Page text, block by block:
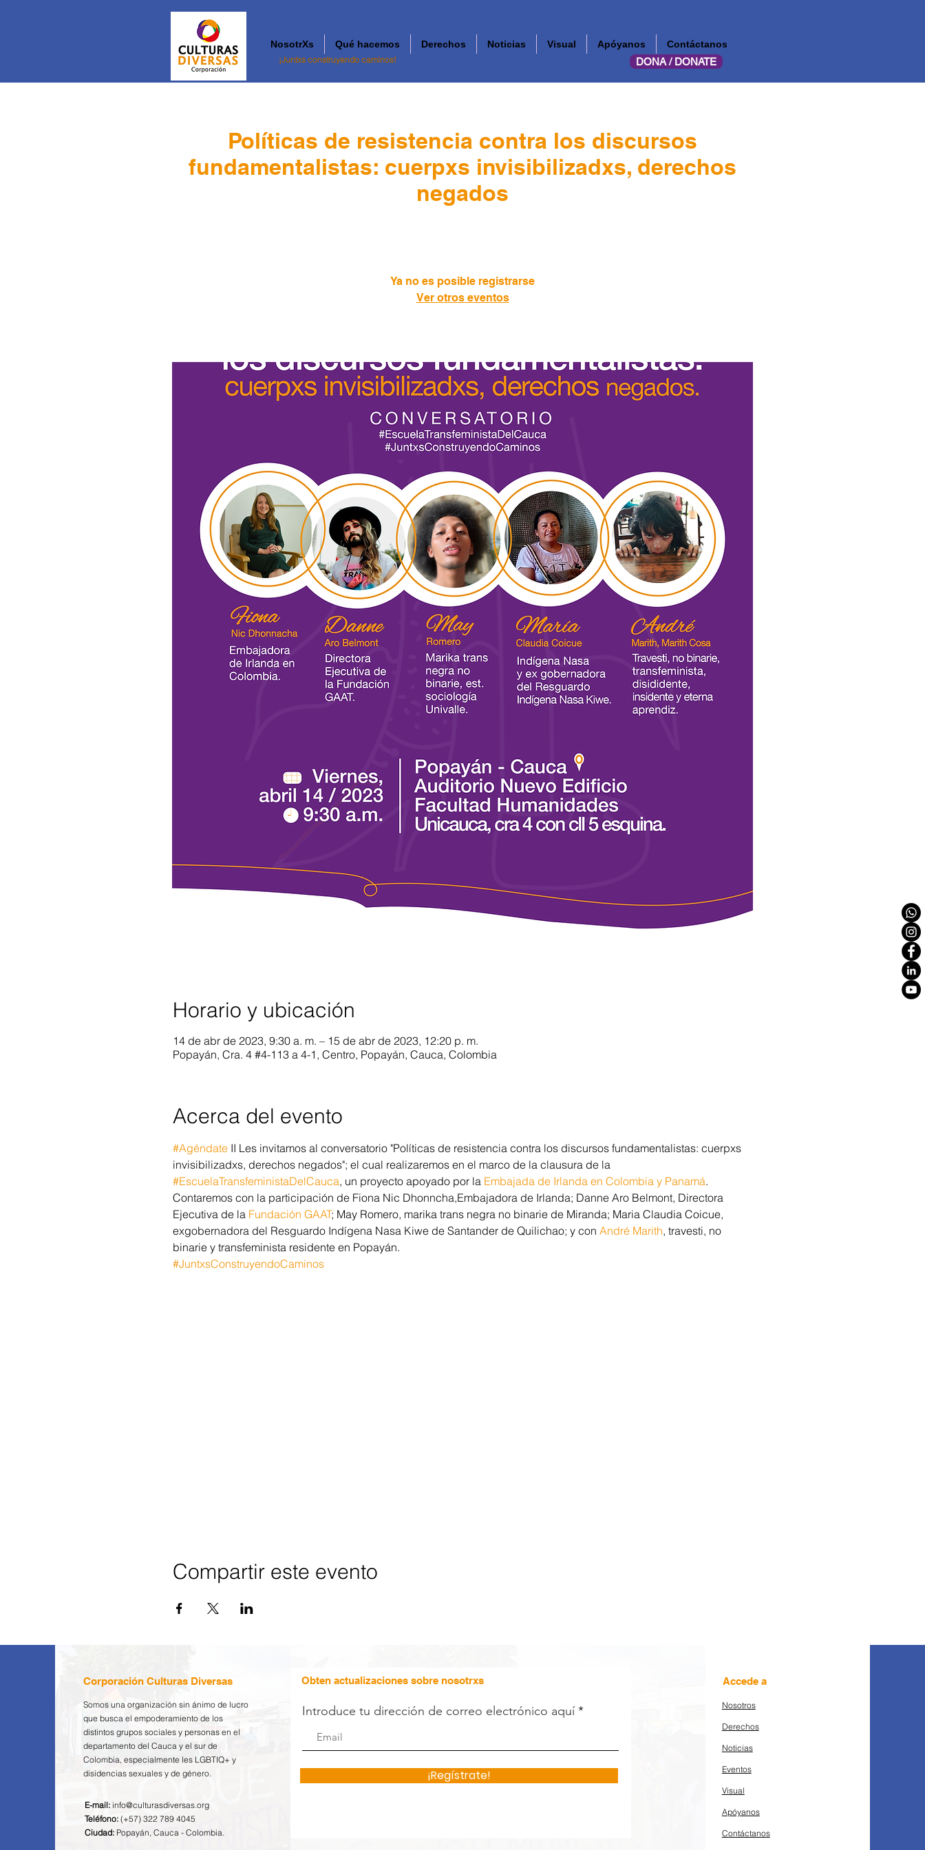
NosotrXs Qué hacemos Derechos Noticias Visual Apóyanos Contáctanos
DONA / DONATE
¡Juntxs construyendo caminos!
Políticas de resistencia contra los discursos
fundamentalistas: cuerpxs invisibilizadxs, derechos
negados
Ya no es posible registrarse
Ver otros eventos
Horario y ubicación
14 de abr de 2023, 9:30 a. m. – 15 de abr de 2023, 12:20 p. m.
Popayán, Cra. 4 #4-113 a 4-1, Centro, Popayán, Cauca, Colombia
Acerca del evento
#Agéndate II Les invitamos al conversatorio "Políticas de resistencia contra los discursos fundamentalistas: cuerpxs
invisibilizadxs, derechos negados"; el cual realizaremos en el marco de la clausura de la
#EscuelaTransfeministaDelCauca, un proyecto apoyado por la Embajada de Irlanda en Colombia y Panamá.
Contaremos con la participación de Fiona Nic Dhonncha,Embajadora de Irlanda; Danne Aro Belmont, Directora
Ejecutiva de la Fundación GAAT; May Romero, marika trans negra no binarie de Miranda; Maria Claudia Coicue,
exgobernadora del Resguardo Indígena Nasa Kiwe de Santander de Quilichao; y con André Marith, travesti, no
binarie y transfeminista residente en Popayán.
#JuntxsConstruyendoCaminos
Compartir este evento
Corporación Culturas Diversas
Somos una organización sin ánimo de lucro
que busca el empoderamiento de los
distintos grupos sociales y personas en el
departamento del Cauca y el sur de
Colombia, especialmente les LGBTIQ+ y
disidencias sexuales y de género.
E-mail: info@culturasdiversas.org
Teléfono: (+57) 322 789 4045
Ciudad: Popayán, Cauca - Colombia.
Obten actualizaciones sobre nosotrxs
Introduce tu dirección de correo electrónico aquí
¡Regístrate!
Accede a
Nosotros
Derechos
Noticias
Eventos
Visual
Apóyanos
Contáctanos